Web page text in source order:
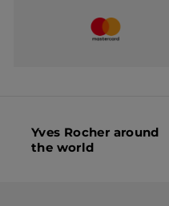
Yves Rocher around
the world